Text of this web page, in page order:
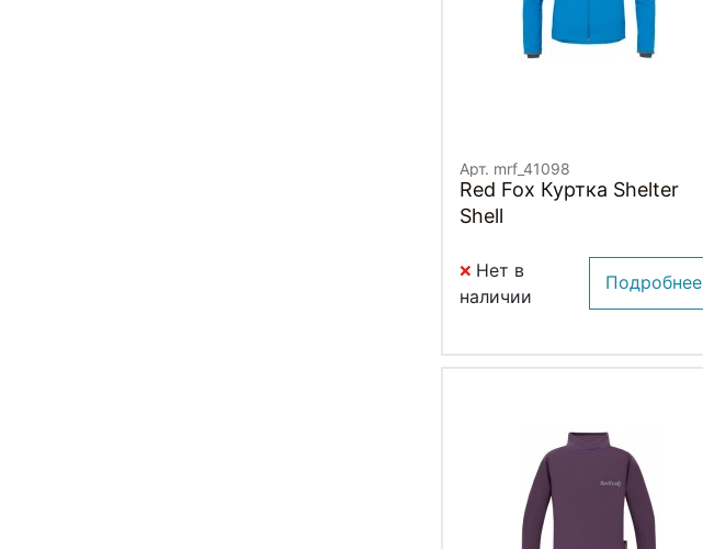
Арт. mrf_41098
Red Fox Куртка Shelter
Shell
Нет в
наличии
Подробнее